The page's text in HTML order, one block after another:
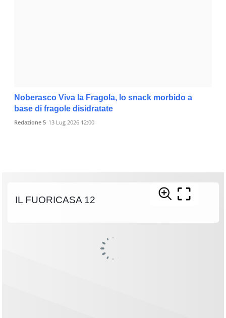
Noberasco Viva la Fragola, lo snack morbido a
base di fragole disidratate
Redazione 5 13 Lug 2026 12:00